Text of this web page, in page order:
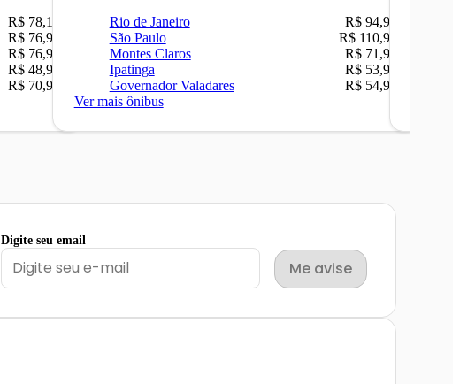
R$ 78,16
R$ 76,90
R$ 76,90
R$ 48,90
R$ 70,90
Rio de Janeiro
R$ 94,90
São Paulo
R$ 110,90
Montes Claros
R$ 71,90
Ipatinga
R$ 53,90
Governador Valadares
R$ 54,90
Ver mais ônibus
Digite seu email
Me avise